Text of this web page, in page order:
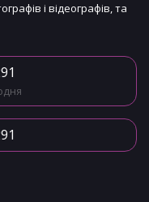
і відеографів, та